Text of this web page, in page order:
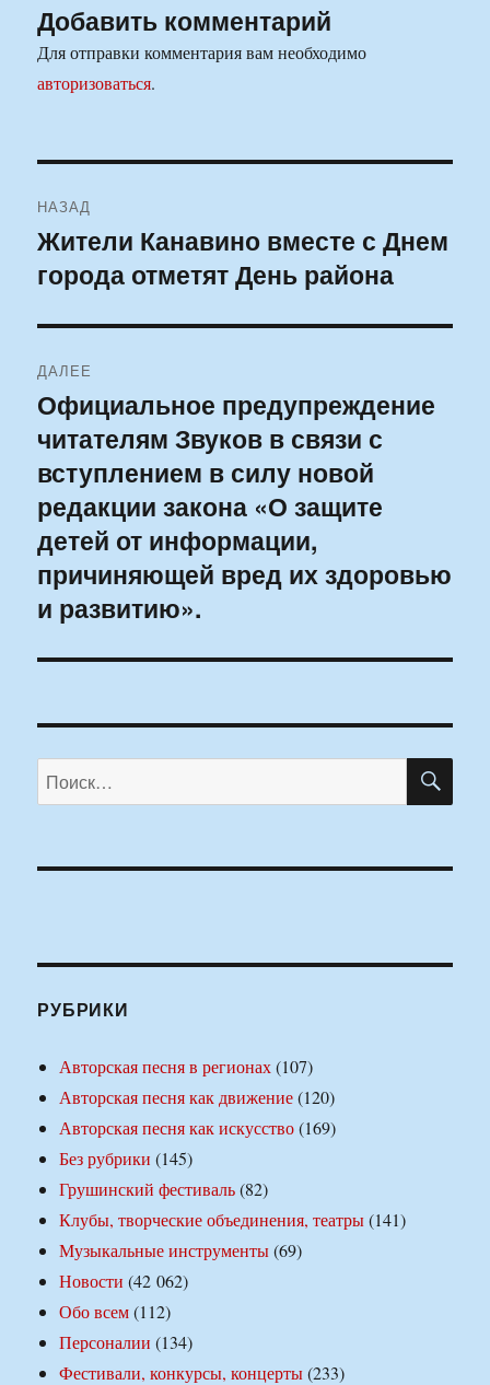
Добавить комментарий
Для отправки комментария вам необходимо
авторизоваться.
по
записям
НАЗАД
Предыдущая
запись:
Жители Канавино вместе с Днем
города отметят День района
ДАЛЕЕ
Следующая
запись:
Официальное предупреждение
читателям Звуков в связи с
вступлением в силу новой
редакции закона «О защите
детей от информации,
причиняющей вред их здоровью
и развитию».
Искать:
РУБРИКИ
Авторская песня в регионах(107)
Авторская песня как движение(120)
Авторская песня как искусство(169)
Без рубрики (145)
Грушинский фестиваль(82)
Клубы, творческие объединения, театры(141)
Музыкальные инструменты(69)
Новости (42 062)
Обо всем(112)
Персоналии (134)
Фестивали, конкурсы, концерты(233)